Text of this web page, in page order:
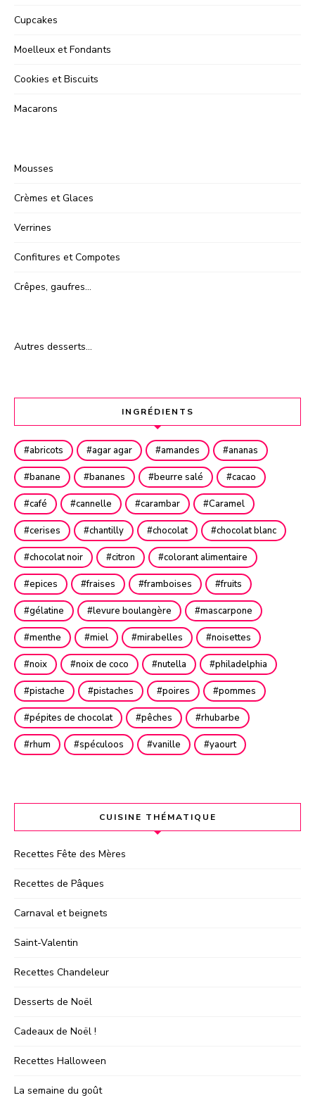
Cupcakes
Moelleux et Fondants
Cookies et Biscuits
Macarons
Mousses
Crèmes et Glaces
Verrines
Confitures et Compotes
Crêpes, gaufres…
Autres desserts…
INGRÉDIENTS
abricots agar agar amandes ananas
banane bananes beurre salé cacao
café cannelle carambar Caramel
cerises chantilly chocolat chocolat blanc
chocolat noir citron colorant alimentaire
epices fraises framboises fruits
gélatine levure boulangère mascarpone
menthe miel mirabelles noisettes
noix noix de coco nutella philadelphia
pistache pistaches poires pommes
pépites de chocolat pêches rhubarbe
rhum spéculoos vanille yaourt
CUISINE THÉMATIQUE
Recettes Fête des Mères
Recettes de Pâques
Carnaval et beignets
Saint-Valentin
Recettes Chandeleur
Desserts de Noël
Cadeaux de Noël !
Recettes Halloween
La semaine du goût